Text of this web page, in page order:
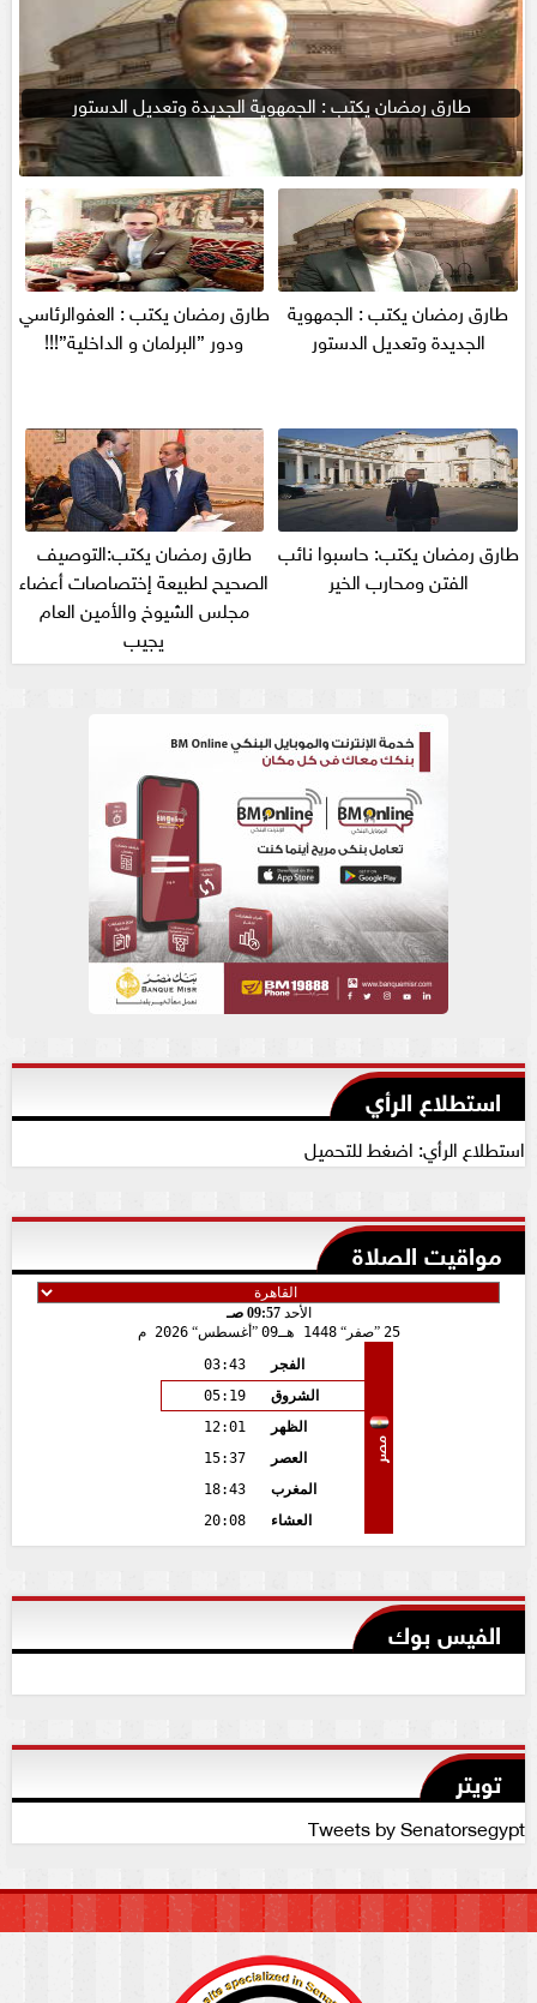
طارق رمضان يكتب : الجمهوية الجديدة وتعديل الدستور
طارق رمضان يكتب : الجمهوية
الجديدة وتعديل الدستور
طارق رمضان يكتب : العفوالرئاسي
ودور ”البرلمان و الداخلية”!!!
طارق رمضان يكتب: حاسبوا نائب
الفتن ومحارب الخير
طارق رمضان يكتب:التوصيف
الصحيح لطبيعة إختصاصات أعضاء
مجلس الشيوخ والأمين العام
يجيب
استطلاع الرأي
استطلاع الرأي: اضغط للتحميل
مواقيت الصلاة
الأحد09:57 صـ
25
صفر 1448 هـ 09 أغسطس 2026 م
مصر
الفجر
03:43
الشروق
05:19
الظهر
12:01
العصر
15:37
المغرب
18:43
العشاء
20:08
الفيس بوك
تويتر
Tweets by Senatorsegypt